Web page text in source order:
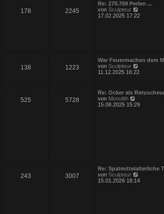
e
i
t
178 2245
Re: 270.769 Perlen ...
vonSculpteur
e
e
i
t
a
g
17.02.2025 17:22
138 1223
War Feuermachen dem
vonSculpteur
e
t
e
r
11.12.2025 16:22
525 5728
Re: Ocker als
von Monolith
e
t
r
a
g
15.08.2025 15:29
243 3007
Re: Spätmittelalterliche
vonSculpteur
e
15.01.2026 18:14